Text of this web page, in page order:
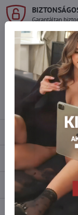
Garantáltan
Szeretne
amennyi
Ne habozzon
Leírás
Vélemények
Fórum